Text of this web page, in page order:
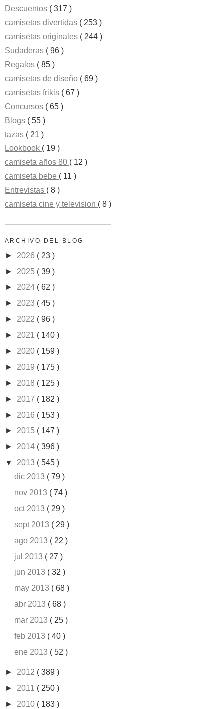
Descuentos ( 317 )
camisetas divertidas ( 253 )
camisetas originales ( 244 )
Sudaderas ( 96 )
Regalos ( 85 )
camisetas de diseño ( 69 )
camisetas frikis ( 67 )
Concursos ( 65 )
Blogs ( 55 )
tazas ( 21 )
Lookbook ( 19 )
camiseta años 80 ( 12 )
camiseta bebe ( 11 )
Entrevistas ( 8 )
camiseta cine y television ( 8 )
ARCHIVO DEL BLOG
► 2026 ( 23 )
► 2025 ( 39 )
► 2024 ( 62 )
► 2023 ( 45 )
► 2022 ( 96 )
► 2021 ( 140 )
► 2020 ( 159 )
► 2019 ( 175 )
► 2018 ( 125 )
► 2017 ( 182 )
► 2016 ( 153 )
► 2015 ( 147 )
► 2014 ( 396 )
▼ 2013 ( 545 )
dic 2013 ( 79 )
nov 2013 ( 74 )
oct 2013 ( 29 )
sept 2013 ( 29 )
ago 2013 ( 22 )
jul 2013 ( 27 )
jun 2013 ( 32 )
may 2013 ( 68 )
abr 2013 ( 68 )
mar 2013 ( 25 )
feb 2013 ( 40 )
ene 2013 ( 52 )
► 2012 ( 389 )
► 2011 ( 250 )
► 2010 ( 183 )